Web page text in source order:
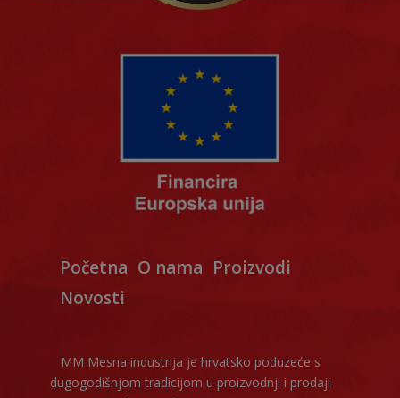
Početna O nama Proizvodi
Novosti
MM Mesna industrija je hrvatsko poduzeće s
dugogodišnjom tradicijom u proizvodnji i prodaji